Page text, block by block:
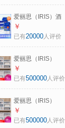
升 白色【3-4人适
用】
爱丽思（IRIS）酒
精湿巾消毒杀菌桶
装湿纸巾厨房清洁
值】酒精湿巾300片
￥
已有20000人评价
爱丽思（IRIS）
【买3免1】爱丽思
收纳箱整理箱塑料
*59L BC-500D 白
色
￥
已有500000人评价
爱丽思（IRIS）
【买3免1】爱丽思
收纳箱整理箱塑料
￥
已有500000人评价